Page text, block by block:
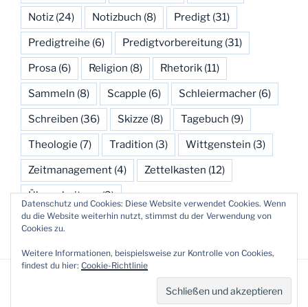
Notiz (24) Notizbuch (8) Predigt (31)
Predigtreihe (6) Predigtvorbereitung (31)
Prosa (6) Religion (8) Rhetorik (11)
Sammeln (8) Scapple (6) Schleiermacher (6)
Schreiben (36) Skizze (8) Tagebuch (9)
Theologie (7) Tradition (3) Wittgenstein (3)
Zeitmanagement (4) Zettelkasten (12)
Überarbeitung(3)
Stolz präsentiert von WordPress
Datenschutz und Cookies: Diese Website verwendet Cookies. Wenn
du die Website weiterhin nutzt, stimmst du der Verwendung von
Cookies zu.
Weitere Informationen, beispielsweise zur Kontrolle von Cookies,
findest du hier: Cookie-Richtlinie